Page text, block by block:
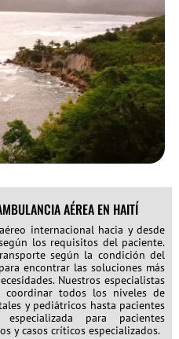
AÉREA EN HAITÍ
internacional hacia y desde
los requisitos del paciente.
según la condición del
encontrar las soluciones más
Nuestros especialistas
coordinar todos los niveles de
y pediátricos hasta pacientes
para pacientes
y casos críticos especializados.